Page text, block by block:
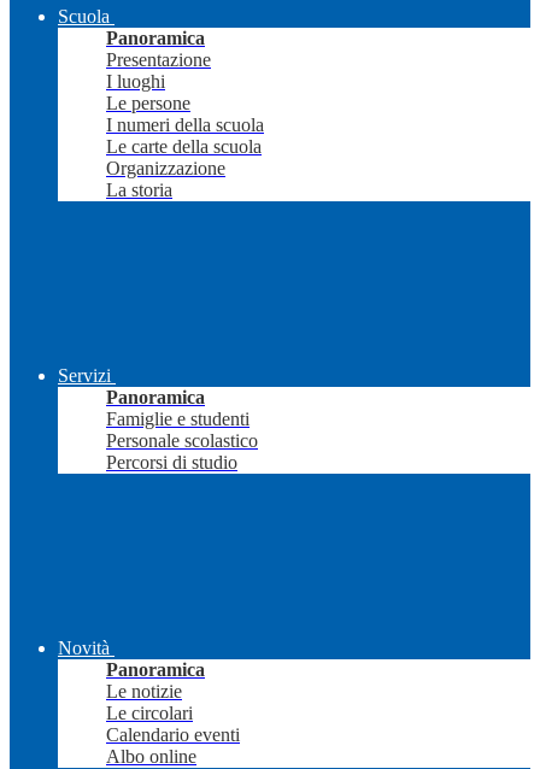
Scuola
Panoramica
Presentazione
I luoghi
Le persone
I numeri della scuola
Le carte della scuola
Organizzazione
La storia
Servizi
Panoramica
Famiglie e studenti
Personale scolastico
Percorsi di studio
Novità
Panoramica
Le notizie
Le circolari
Calendario eventi
Albo online